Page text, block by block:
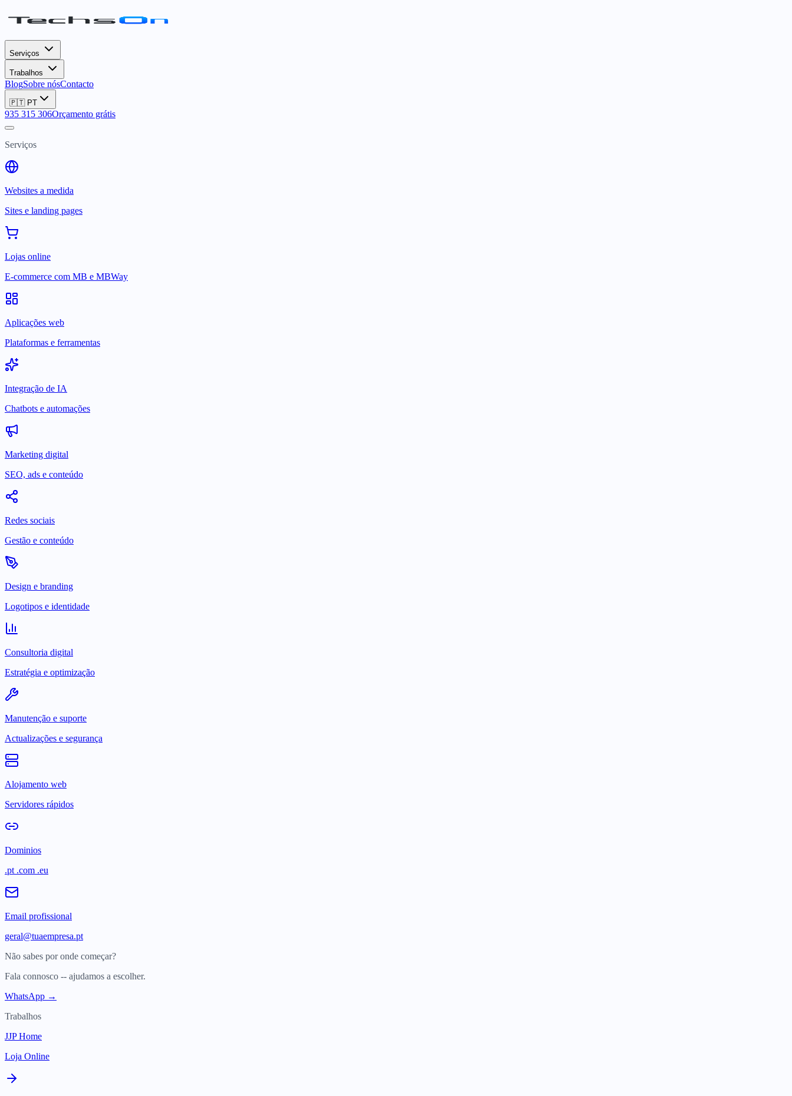
Serviços
Trabalhos
BlogSobre nósContacto
🇵🇹 PT
935 315 306Orçamento grátis
Serviços
Websites a medida
Sites e landing pages
Lojas online
E-commerce com MB e MBWay
Aplicações web
Plataformas e ferramentas
Integração de IA
Chatbots e automações
Marketing digital
SEO, ads e conteúdo
Redes sociais
Gestão e conteúdo
Design e branding
Logotipos e identidade
Consultoria digital
Estratégia e optimização
Manutenção e suporte
Actualizações e segurança
Alojamento web
Servidores rápidos
Dominios
.pt .com .eu
Email profissional
geral@tuaempresa.pt
Não sabes por onde começar?
Fala connosco -- ajudamos a escolher.
WhatsApp →
Trabalhos
JJP Home
Loja Online